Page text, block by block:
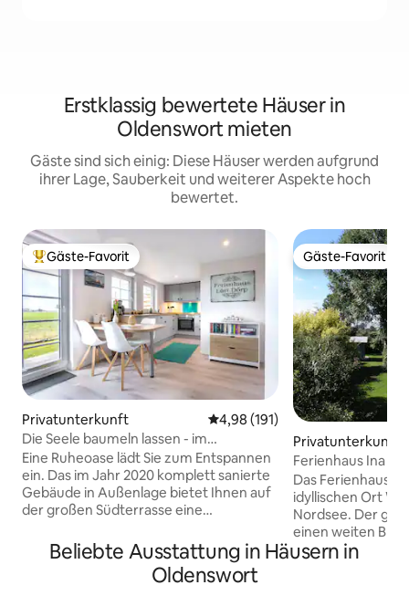
Erstklassig bewertete Häuser in
Oldenswort mieten
Gäste sind sich einig: Diese Häuser werden aufgrund
ihrer Lage, Sauberkeit und weiterer Aspekte hoch
bewertet.
Beliebter Gäste-Favorit.
Gäste-Favorit
Privatunterkunft Durchschnittliche Bewertung:
4,98 (191)
Die Seele baumeln lassen - im
Ferienhaus Lütt Dörp
Eine Ruheoase lädt Sie zum Entspannen
ein. Das im Jahr 2020 komplett sanierte
Gebäude in Außenlage bietet Ihnen auf
der großen Südterrasse eine
Holländerstädtchen Friedrichstadt.
Lassen Sie den Tag mit dem Ausblick auf
einen einzigartigen Sonnenuntergang
Gäste-Favorit
Gäste-Favorit
Privatunterkunft
Ferienhaus Ina -
Das Ferienhaus
idyllischen Ort
Nordsee. Der
einen weiten
Westen auf die
Beliebte Ausstattung in Häusern in
Oldenswort